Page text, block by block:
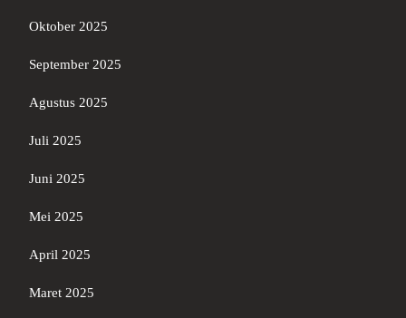
Oktober 2025
September 2025
Agustus 2025
Juli 2025
Juni 2025
Mei 2025
April 2025
Maret 2025